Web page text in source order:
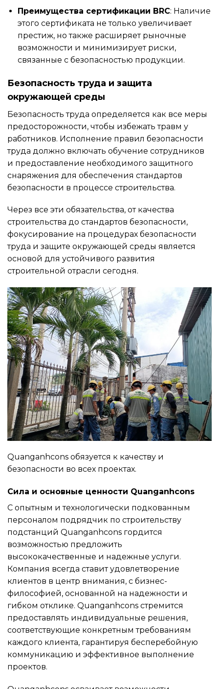
Преимущества сертификации BRC: Наличие
этого сертификата не только увеличивает
престиж, но также расширяет рыночные
возможности и минимизирует риски,
связанные с безопасностью продукции.
Безопасность труда и защита
окружающей среды
Безопасность труда определяется как все меры
предосторожности, чтобы избежать травм у
работников. Исполнение правил безопасности
труда должно включать обучение сотрудников
и предоставление необходимого защитного
снаряжения для обеспечения стандартов
безопасности в процессе строительства.
Через все эти обязательства, от качества
строительства до стандартов безопасности,
фокусирование на процедурах безопасности
труда и защите окружающей среды является
основой для устойчивого развития
строительной отрасли сегодня.
Quanganhcons обязуется к качеству и
безопасности во всех проектах.
Сила и основные ценности Quanganhcons
С опытным и технологически подкованным
персоналом подрядчик по строительству
подстанций Quanganhcons гордится
возможностью предложить
высококачественные и надежные услуги.
Компания всегда ставит удовлетворение
клиентов в центр внимания, с бизнес-
философией, основанной на надежности и
гибком отклике. Quanganhcons стремится
предоставлять индивидуальные решения,
соответствующие конкретным требованиям
каждого клиента, гарантируя бесперебойную
коммуникацию и эффективное выполнение
проектов.